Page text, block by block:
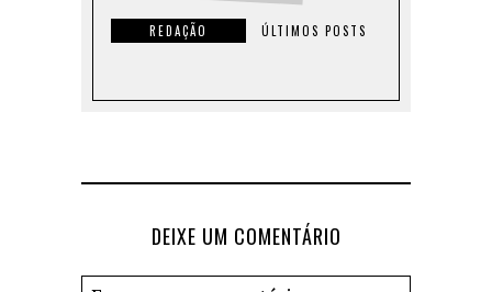
REDAÇÃO ÚLTIMOS POSTS
DEIXE UM COMENTÁRIO